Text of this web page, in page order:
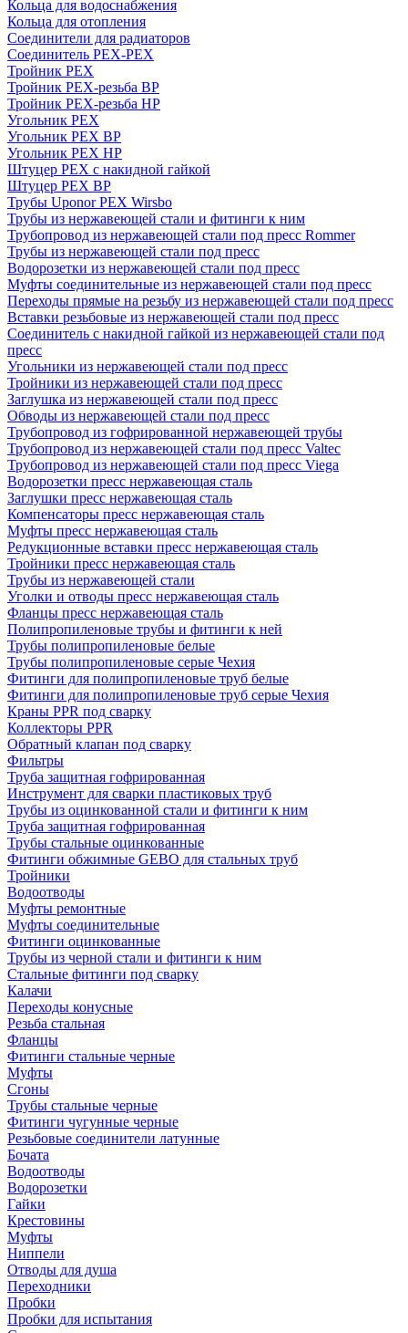
Кольца для водоснабжения
Кольца для отопления
Соединители для радиаторов
Соединитель PEX-PEX
Тройник PEX
Тройник PEX-резьба ВР
Тройник PEX-резьба НР
Угольник PEX
Угольник PEX ВР
Угольник PEX НР
Штуцер PEX c накидной гайкой
Штуцер PEX ВР
Трубы Uponor PEX Wirsbo
Трубы из нержавеющей стали и фитинги к ним
Трубопровод из нержавеющей стали под пресс Rommer
Трубы из нержавеющей стали под пресс
Водорозетки из нержавеющей стали под пресс
Муфты соединительные из нержавеющей стали под пресс
Переходы прямые на резьбу из нержавеющей стали под пресс
Вставки резьбовые из нержавеющей стали под пресс
Соединитель с накидной гайкой из нержавеющей стали под
пресс
Угольники из нержавеющей стали под пресс
Тройники из нержавеющей стали под пресс
Заглушка из нержавеющей стали под пресс
Обводы из нержавеющей стали под пресс
Трубопровод из гофрированной нержавеющей трубы
Трубопровод из нержавеющей стали под пресс Valtec
Трубопровод из нержавеющей стали под пресс Viega
Водорозетки пресс нержавеющая сталь
Заглушки пресс нержавеющая сталь
Компенсаторы пресс нержавеющая сталь
Муфты пресс нержавеющая сталь
Редукционные вставки пресс нержавеющая сталь
Тройники пресс нержавеющая сталь
Трубы из нержавеющей стали
Уголки и отводы пресс нержавеющая сталь
Фланцы пресс нержавеющая сталь
Полипропиленовые трубы и фитинги к ней
Трубы полипропиленовые белые
Трубы полипропиленовые серые Чехия
Фитинги для полипропиленовые труб белые
Фитинги для полипропиленовые труб серые Чехия
Краны PPR под сварку
Коллекторы PPR
Обратный клапан под сварку
Фильтры
Труба защитная гофрированная
Инструмент для сварки пластиковых труб
Трубы из оцинкованной стали и фитинги к ним
Труба защитная гофрированная
Трубы стальные оцинкованные
Фитинги обжимные GEBO для стальных труб
Тройники
Водоотводы
Муфты ремонтные
Муфты соединительные
Фитинги оцинкованные
Трубы из черной стали и фитинги к ним
Стальные фитинги под сварку
Калачи
Переходы конусные
Резьба стальная
Фланцы
Фитинги стальные черные
Муфты
Сгоны
Трубы стальные черные
Фитинги чугунные черные
Резьбовые соединители латунные
Бочата
Водоотводы
Водорозетки
Гайки
Крестовины
Муфты
Ниппели
Отводы для душа
Переходники
Пробки
Пробки для испытания